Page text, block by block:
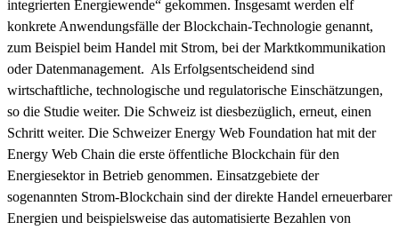
integrierten Energiewende“ gekommen. Insgesamt werden elf
konkrete Anwendungsfälle der Blockchain-Technologie genannt,
zum Beispiel beim Handel mit Strom, bei der Marktkommunikation
oder Datenmanagement. Als Erfolgsentscheidend sind
wirtschaftliche, technologische und regulatorische Einschätzungen,
so die Studie weiter. Die Schweiz ist diesbezüglich, erneut, einen
Schritt weiter. Die Schweizer Energy Web Foundation hat mit der
Energy Web Chain die erste öffentliche Blockchain für den
Energiesektor in Betrieb genommen. Einsatzgebiete der
sogenannten Strom-Blockchain sind der direkte Handel erneuerbarer
Energien und beispielsweise das automatisierte Bezahlen von